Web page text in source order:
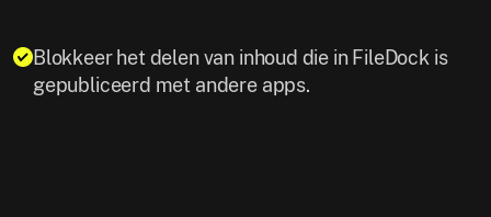
Blokkeer het delen van inhoud die in FileDock is
gepubliceerd met andere apps.